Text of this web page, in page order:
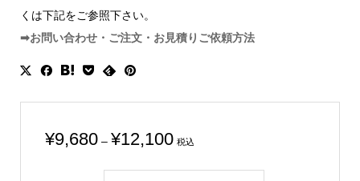
くは下記をご参照下さい。
➡お問い合わせ・ご注文・お見積りご依頼方法
¥9,680 – ¥12,100価
税込